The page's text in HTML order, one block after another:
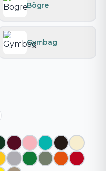
Bögre
Gymbag